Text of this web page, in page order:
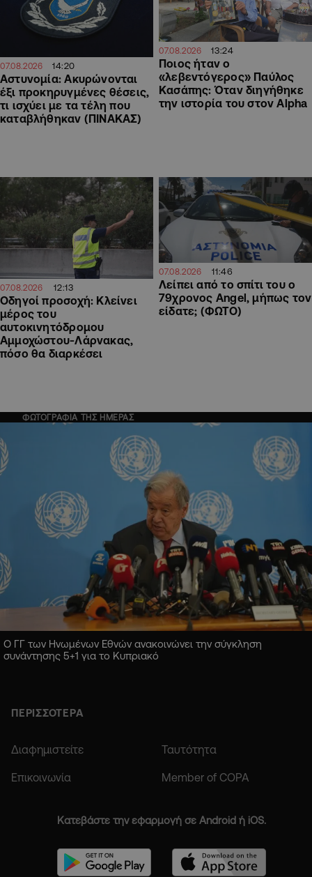
07.08.2026 14:20
Αστυνομία: Ακυρώνονται
έξι προκηρυγμένες θέσεις,
τι ισχύει με τα τέλη που
καταβλήθηκαν (ΠΙΝΑΚΑΣ)
07.08.2026 13:24
Ποιος ήταν ο
«λεβεντόγερος» Παύλος
Κασάπης: Όταν διηγήθηκε
την ιστορία του στον Alpha
07.08.2026 12:13
Οδηγοί προσοχή: Κλείνει
μέρος του
αυτοκινητόδρομου
Αμμοχώστου-Λάρνακας,
πόσο θα διαρκέσει
07.08.2026 11:46
Λείπει από το σπίτι του ο
79χρονος Angel, μήπως τον
είδατε; (ΦΩΤΟ)
ΦΩΤΟΓΡΑΦΙΑ ΤΗΣ ΗΜΕΡΑΣ
Ο ΓΓ των Ηνωμένων Εθνών ανακοινώνει την σύγκληση
συνάντησης 5+1 για το Κυπριακό
ΠΕΡΙΣΣΟΤΕΡΑ
Διαφημιστείτε Ταυτότητα
Επικοινωνία Member of COPA
Κατεβάστε την εφαρμογή σε Android ή iOS.